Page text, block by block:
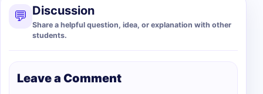
💬 Discussion
Share a helpful question, idea, or explanation with other
students.
Leave a Comment